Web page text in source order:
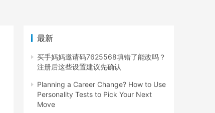
最新
买手妈妈邀请码7625568填错了能改吗？
注册后这些设置建议先确认
Planning a Career Change? How to Use
Personality Tests to Pick Your Next
Move